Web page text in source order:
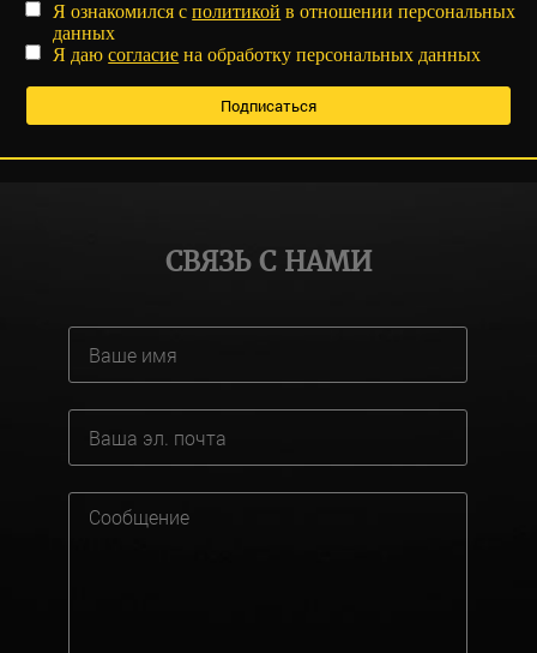
Я ознакомился сполитикой в отношении персональных
данных
Я даюсогласие на обработку персональных данных
СВЯЗЬ С НАМИ